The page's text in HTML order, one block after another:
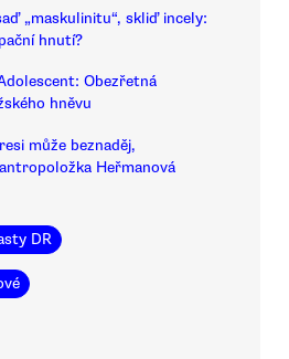
„maskulinitu“, skliď incely:
hnutí?
Obezřetná
hněvu
může beznaděj,
Heřmanová
DR